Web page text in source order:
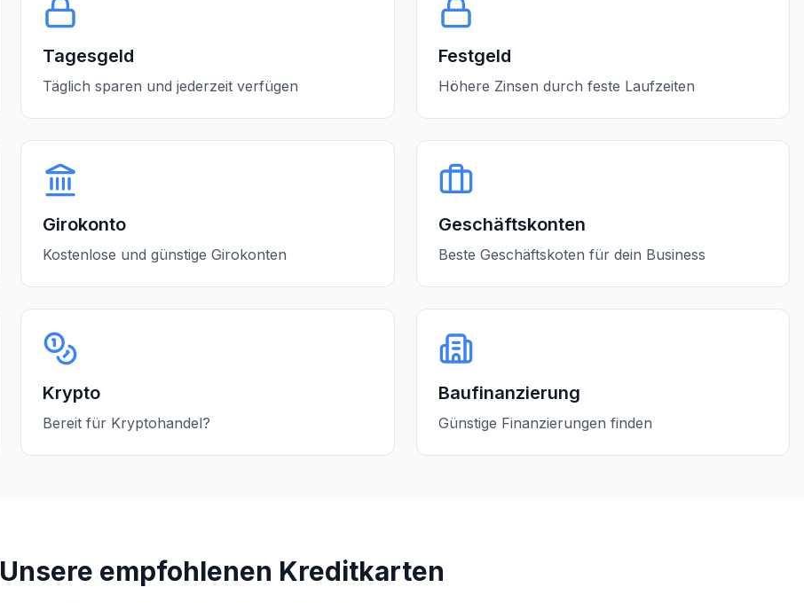
Tagesgeld
Täglich sparen und jederzeit verfügen
Festgeld
Höhere Zinsen durch feste Laufzeiten
Girokonto
Kostenlose und günstige Girokonten
Geschäftskonten
Beste Geschäftskoten für dein Business
Krypto
Bereit für Kryptohandel?
Baufinanzierung
Günstige Finanzierungen finden
Unsere empfohlenen Kreditkarten